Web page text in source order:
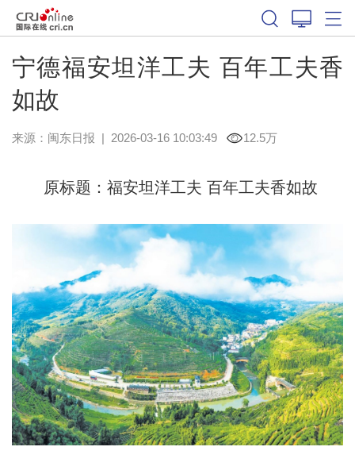
宁德福安坦洋工夫 百年工夫香
如故
来源： 闽东日报 | 2026-03-16 10:03:49 12.5万
原标题：福安坦洋工夫 百年工夫香如故